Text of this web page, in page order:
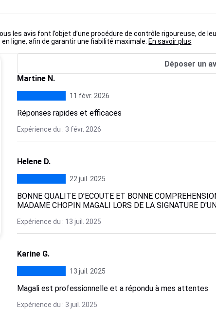
les avis font l’objet d’une procédure de contrôle rigoureuse, de
ligne, afin de garantir une fiabilité maximale. En savoir plus
Déposer un
Martine N.
11 févr. 2026
Réponses rapides et efficaces
Expérience du : 3 févr. 2026
Helene D.
22 juil. 2025
BONNE QUALITE D'ECOUTE ET BONNE
MADAME CHOPIN MAGALI LORS DE LA SIGNATURE
Expérience du : 13 juil. 2025
Karine G.
13 juil. 2025
Magali est professionnelle et a répondu à mes attentes
Expérience du : 3 juil. 2025